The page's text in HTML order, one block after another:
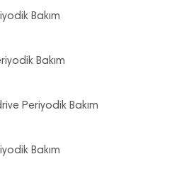
Bakım
Bakım
Periyodik Bakım
Bakım